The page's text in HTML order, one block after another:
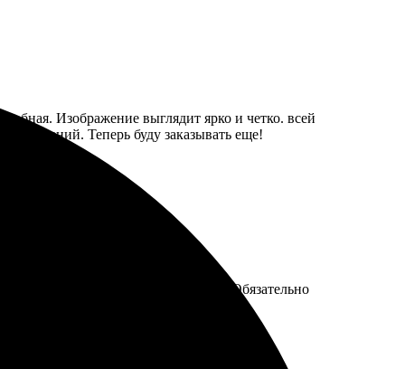
Изображение выглядит ярко и четко. всей
Теперь буду заказывать еще!
надёжная, никаких повреждений. Обязательно